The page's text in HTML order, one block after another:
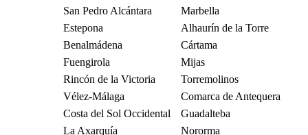
San Pedro Alcántara
Marbella
Estepona
Alhaurín de la Torre
Benalmádena
Cártama
Fuengirola
Mijas
Rincón de la Victoria
Torremolinos
Vélez-Málaga
Comarca de Antequera
Costa del Sol Occidental
Guadalteba
La Axarquía
Nororma